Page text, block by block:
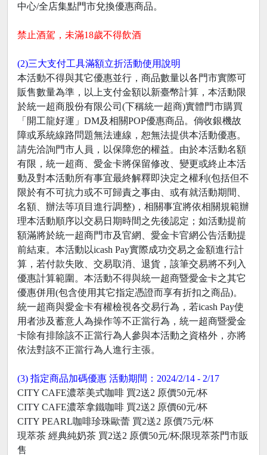
中心/全店集點門市兌換優惠商品。
禁止酒駕，未滿18歲不得飲酒
(2)三大支付工具滿額立折活動使用說明
本活動不得與其它優惠並行，商品數量以各門市實際可
販售數量為準，以上支付金額以新臺幣計算，本活動限
於統一超商股份有限公司(下稱統一超商)實體門市購買
「開工龍好運」DM及相關POP優惠商品。倘收銀機故
障或系統線路問題無法連線，恕無法提供本活動優惠。
請先洽詢門市人員，以保障您的權益。由於本活動名額
有限，統一超商、愛金卡將保留修改、變更或終止本活
動及對本活動所有事宜最終解釋即決定之權利(包括但不
限於有不可抗力或不可歸責之事由、或有就活動期間、
名額、辦法等項目進行調整)，相關事宜將依相關規範辦
理本活動順序以交易日期時間之先後認定；如活動提前
額滿將於統一超商門市及官網、愛金卡官網公告活動提
前結束。本活動以icash Pay實際成功交易之金額進行計
算，若付款失敗、交易取消、退貨，該筆交易將不列入
優惠計算範圍。本活動不得與統一超商暨愛金卡之其它
優惠併用(包含使用其它指定憑證而享有折扣之商品)。
統一超商與愛金卡有權檢視各交易行為，若icash Pay使
用者涉及蓄意人為操作等不正當行為，統一超商暨愛金
卡除有排除該不正當行為人參與本活動之資格外，亦將
依法對該不正當行為人進行主張。
(3) 指定商品加碼優惠 活動期間：2024/2/14 - 2/17
CITY CAFE濃萃美式咖啡 買2送2 原價50元/杯
CITY CAFE濃萃拿鐵咖啡 買2送2 原價60元/杯
CITY PEARL咖啡珍珠歐蕾 買2送2 原價75元/杯
現萃茶 經典純奶茶 買2送2 原價50元/杯;限現萃茶門市販
售